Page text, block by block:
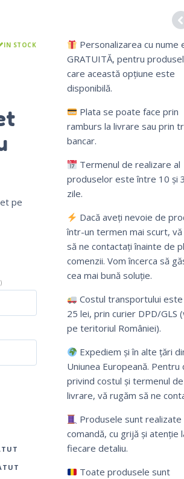
IN STOCK
pe
Personalizarea cu nume
GRATUITĂ, pentru
care această opțiune este
disponibilă.
Plata se poate face prin
ramburs la livrare sau prin
bancar.
Termenul de realizare al
produselor este între 10 și
zile.
Dacă aveți nevoie de
într-un termen mai scurt, vă
să ne contactați înainte de
comenzii. Vom încerca să
cea mai bună soluție.
Costul transportului este
25 lei, prin curier DPD/GLS
pe teritoriul României).
Expediem și în alte țări
Uniunea Europeană. Pentru
privind costul și termenul de
livrare, vă rugăm să ne
Produsele sunt realizate
comandă, cu grijă și atenție
fiecare detaliu.
Toate produsele sunt